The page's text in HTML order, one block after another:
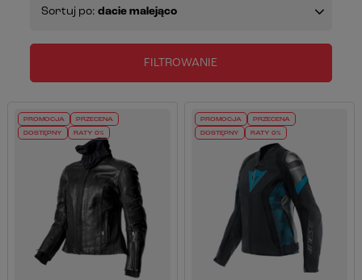
Sortuj po: dacie malejąco
FILTROWANIE
PROMOCJA PRZECENA
DOSTĘPNY RATY 0%
PROMOCJA PRZECENA
DOSTĘPNY RATY 0%